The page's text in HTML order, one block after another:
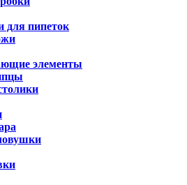
для пипеток
элементы